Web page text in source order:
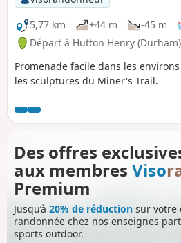
5,77 km
+44 m -45 m
Départ à Hutton Henry (Durham)
Promenade facile dans les
les sculptures du Miner's Trail.
Des offres
aux membres Viso
Premium
Jusqu’à 20% de réduction sur votre
randonnée chez nos enseignes
sports outdoor.